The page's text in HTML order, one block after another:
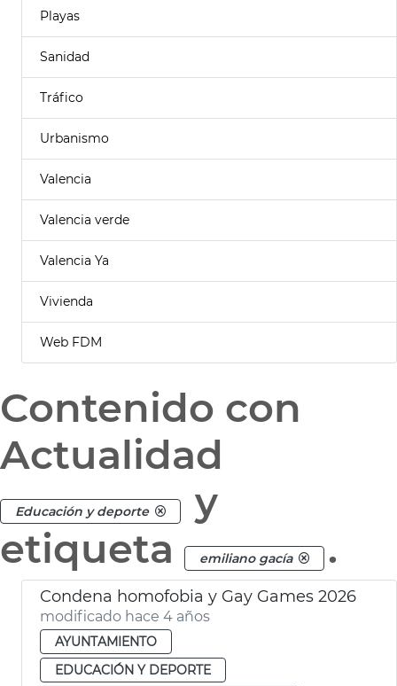
Playas
Sanidad
Tráfico
Urbanismo
Valencia
Valencia verde
Valencia Ya
Vivienda
Web FDM
Contenido con
Actualidad
Educación y deporte
y
etiqueta
emiliano gacía .
Condena homofobia y Gay Games 2026
modificado hace 4 años
AYUNTAMIENTO
EDUCACIÓN Y DEPORTE